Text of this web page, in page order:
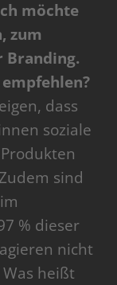
möchte
zum
Branding.
dass
soziale
sind
% dieser
nicht
heißt